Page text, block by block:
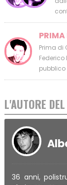
Prima di
pubblico
L'AUTORE
36 anni,